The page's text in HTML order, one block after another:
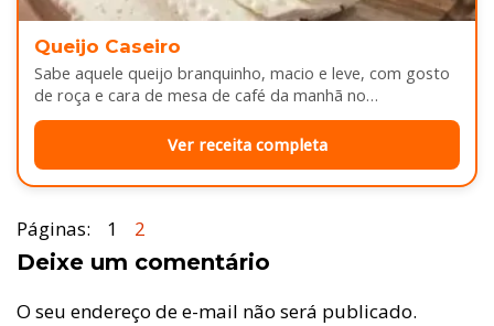
Queijo Caseiro
Sabe aquele queijo branquinho, macio e leve, com gosto
de roça e cara de mesa de café da manhã no…
Ver receita completa
Páginas: 1 2
Deixe um comentário
O seu endereço de e-mail não será publicado.